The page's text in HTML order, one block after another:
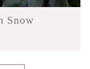
Snow